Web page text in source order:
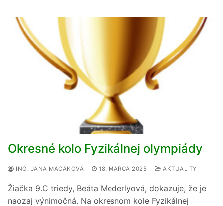
Okresné kolo Fyzikálnej olympiády
ING. JANA MACÁKOVÁ 18. MARCA 2025 AKTUALITY
Žiačka 9.C triedy, Beáta Mederlyová, dokazuje, že je
naozaj výnimočná. Na okresnom kole Fyzikálnej